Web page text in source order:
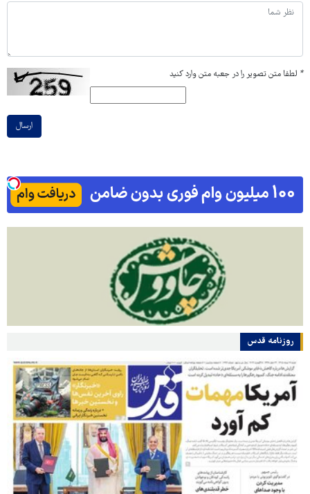
* لطفا متن تصویر را در جعبه متن وارد کنید
ارسال
روزنامه قدس